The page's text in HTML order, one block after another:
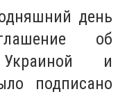
день
об
и
подписано